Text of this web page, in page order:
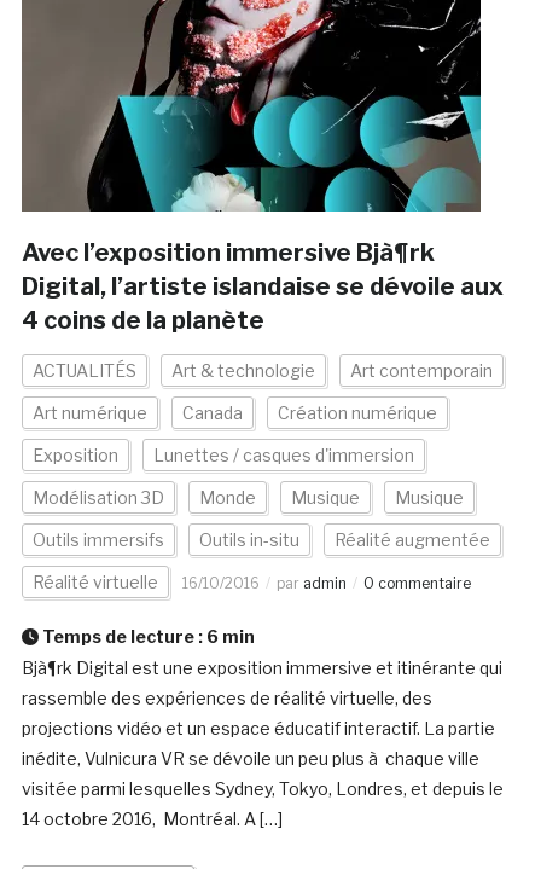
Avec l’exposition immersive Bjà¶rk
Digital, l’artiste islandaise se dévoile aux
4 coins de la planète
ACTUALITÉS Art & technologie Art contemporain
Art numérique Canada Création numérique
Exposition Lunettes / casques d'immersion
Modélisation 3D Monde Musique Musique
Outils immersifs Outils in-situ Réalité augmentée
Réalité virtuelle 16/10/2016 par admin 0 commentaire
Temps de lecture : 6 min
Bjà¶rk Digital est une exposition immersive et itinérante qui
rassemble des expériences de réalité virtuelle, des
projections vidéo et un espace éducatif interactif. La partie
inédite, Vulnicura VR se dévoile un peu plus à chaque ville
visitée parmi lesquelles Sydney, Tokyo, Londres, et depuis le
14 octobre 2016, Montréal. A […]